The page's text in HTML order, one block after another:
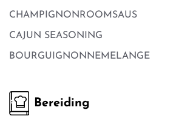
CHAMPIGNONROOMSAUS
CAJUN SEASONING
BOURGUIGNONNEMELANGE
Bereiding